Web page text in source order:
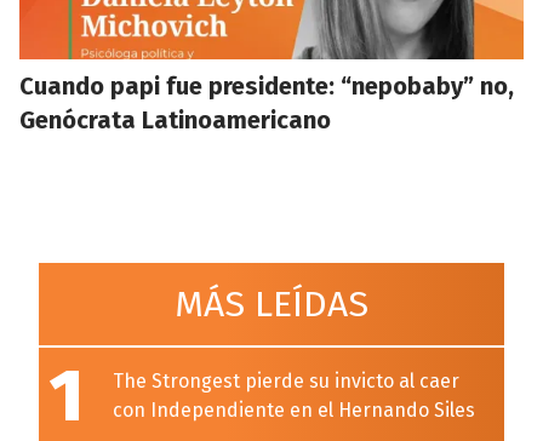
Cuando papi fue presidente: “nepobaby” no,
Genócrata Latinoamericano
MÁS LEÍDAS
1
The Strongest pierde su invicto al caer
con Independiente en el Hernando Siles